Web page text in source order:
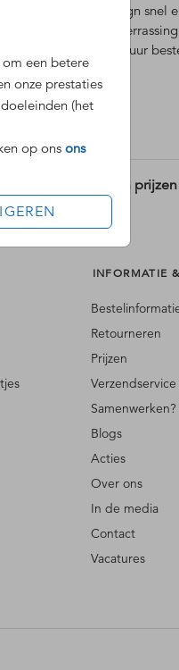
een betere
onze prestaties
(het
op ons ons
Dit design snel
Voor 18 uur
Formaten en prijzen
INFORMATIE
Retourneren
Prijzen
Verzendservice
Samenwerken?
Blogs
Acties
Over ons
In de media
Contact
Vacatures